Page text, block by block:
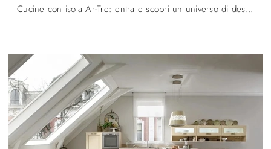
Cucine con isola Ar-Tre: entra e scopri un universo di design e contenuto estetico! La cucina classica I Masselli 07 ti aspetta.